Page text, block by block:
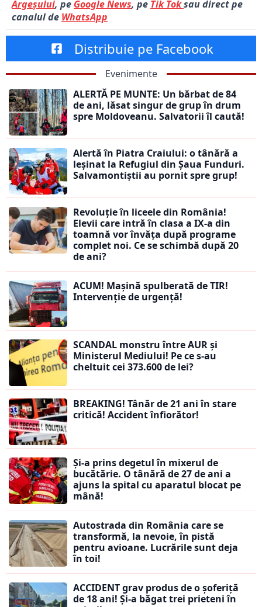
Argeșului, pe Google News, pe Tik Toksau direct pe
canalul de WhatsApp
Distribuie pe Facebook
Evenimente
ALERTĂ PE MUNTE: Un bărbat de 84
de ani, lăsat singur de grup în drum
spre Moldoveanu. Salvatorii îl caută!
Alertă în Piatra Craiului: o tânără a
leșinat la Refugiul din Șaua Funduri.
Salvamontiștii au pornit spre grup!
Revoluție în liceele din România!
Elevii care intră în clasa a IX-a din
toamnă vor învăța după programe
complet noi. Ce se schimbă după 20
de ani?
ACUM! Mașină spulberată de TIR!
Intervenție de urgență!
SCANDAL monstru între AUR și
Ministerul Mediului! Pe ce s-au
cheltuit cei 373.600 de lei?
BREAKING! Tânăr de 21 ani în stare
critică! Accident înfiorător!
Și-a prins degetul în mixerul de
bucătărie. O tânără de 27 de ani a
ajuns la spital cu aparatul blocat pe
mână!
Autostrada din România care se
transformă, la nevoie, în pistă
pentru avioane. Lucrările sunt deja
în toi!
ACCIDENT grav produs de o șoferiță
de 18 ani! Și-a băgat trei prieteni în